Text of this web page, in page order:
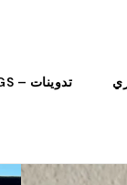
تدوينات – BLOGS